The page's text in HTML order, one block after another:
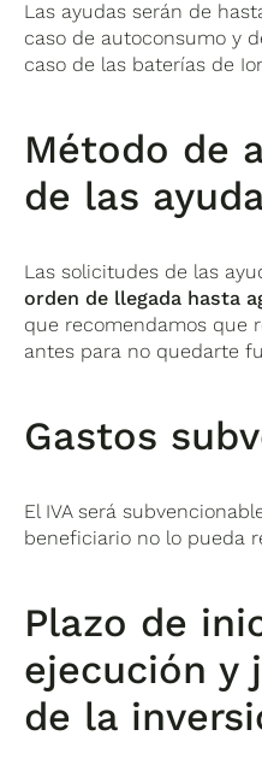
Las ayudas serán de
caso de autoconsumo y
caso de las baterías de
Método de
de las
Las solicitudes de las
orden de llegada hasta
que recomendamos que
antes para no quedarte
Gastos
El IVA será
beneficiario no lo pueda
Plazo de
ejecución y
de la